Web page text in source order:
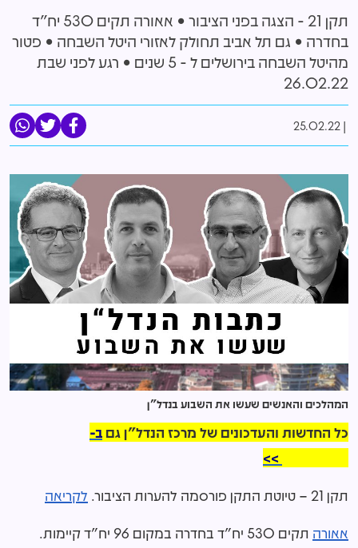
תקן 21 - הצגה בפני הציבור • אאורה תקים 530 יח"ד
בחדרה • גם תל אביב תחולק לאזורי היטל השבחה • פטור
מהיטל השבחה בירושלים ל - 5 שנים • רגע לפני שבת
26.02.22
25.02.22
המהלכים והאנשים שעשו את השבוע בנדל"ן
כל החדשות והעדכונים של מרכז הנדל"ן גם ב-
תקן 21 – טיוטת התקן פורסמה להערות הציבור.
לקריאה
אאורה תקים 530 יח"ד בחדרה במקום 96 יח"ד קיימות.